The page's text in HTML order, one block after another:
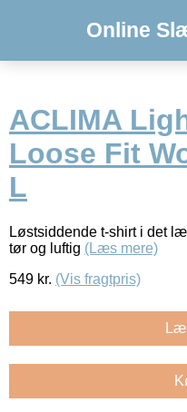
Online
ACLIMA
Loose Fit
L
Løstsiddende t-shirt i det
tør og luftig (Læs mere)
549 kr. (Vis fragtpris)